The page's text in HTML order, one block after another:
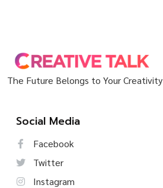
The Future Belongs to Your Creativity
Social Media
Facebook
Twitter
Instagram